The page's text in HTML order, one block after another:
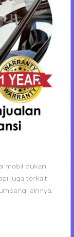
mobil bukan
juga terkait
lainnya.